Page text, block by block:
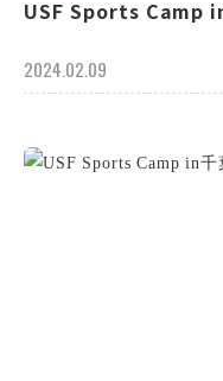
USF Sports Camp
2024.02.09